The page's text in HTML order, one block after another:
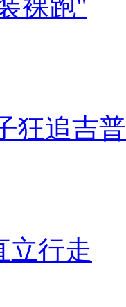
裸跑"
狂追吉
立行走